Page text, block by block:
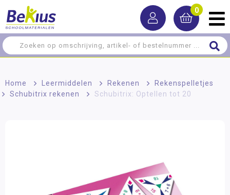
0
Home > Leermiddelen > Rekenen > Rekenspelletjes
Schubitrix rekenen
> Schubitrix: Optellen tot 20